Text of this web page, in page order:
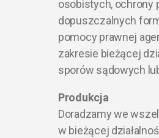
osobistych, ochrony
dopuszczalnych
pomocy prawnej
zakresie bieżącej
sporów sądowych
Produkcja
Doradzamy we
w bieżącej